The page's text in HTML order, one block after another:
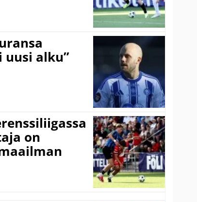
uusi alku”
on